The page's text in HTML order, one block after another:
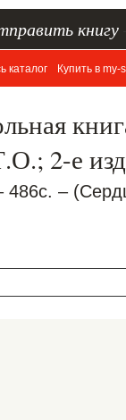
книгу
каталог Купить в my-
2-е изд
486с. –